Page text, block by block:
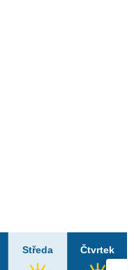
Středa Čtvrtek